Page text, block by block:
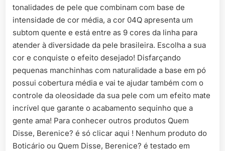
tonalidades de pele que combinam com base de
intensidade de cor média, a cor 04Q apresenta um
subtom quente e está entre as 9 cores da linha para
atender à diversidade da pele brasileira. Escolha a sua
cor e conquiste o efeito desejado! Disfarçando
pequenas manchinhas com naturalidade a base em pó
possui cobertura média e vai te ajudar também com o
controle da oleosidade da sua pele com um efeito mate
incrível que garante o acabamento sequinho que a
gente ama! Para conhecer outros produtos Quem
Disse, Berenice? é só clicar aqui ! Nenhum produto do
Boticário ou Quem Disse, Berenice? é testado em